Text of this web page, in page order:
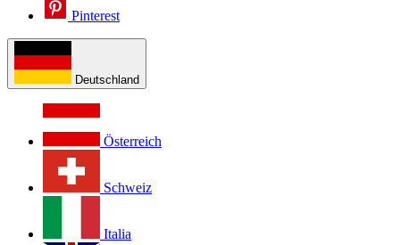
Pinterest
Deutschland
Österreich
Schweiz
Italia